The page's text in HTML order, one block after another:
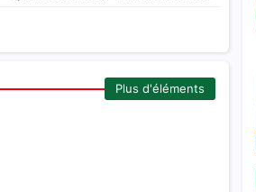
Plus d'éléments